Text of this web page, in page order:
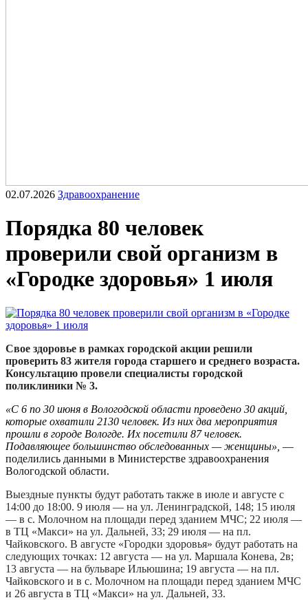
02.07.2026 Здравоохранение
Порядка 80 человек
проверили свой организм в
«Городке здоровья» 1 июля
Свое здоровье в рамках городской акции решили
проверить 83 жителя города старшего и среднего возраста.
Консультацию провели специалисты городской
поликлиники № 3.
«С 6 по 30 июня в Вологодской области проведено 30 акций,
которые охватили 2130 человек. Из них два мероприятия
прошли в городе Вологде. Их посетили 87 человек.
Подавляющее большинство обследованных — женщины», —
поделились данными в Министерстве здравоохранения
Вологодской области.
Выездные пункты будут работать также в июле и августе с
14:00 до 18:00. 9 июля — на ул. Ленинградской, 148; 15 июля
— в с. Молочном на площади перед зданием МЧС; 22 июля —
в ТЦ «Макси» на ул. Дальней, 33; 29 июля — на пл.
Чайковского. В августе «Городки здоровья» будут работать на
следующих точках: 12 августа — на ул. Маршала Конева, 2в;
13 августа — на бульваре Ильюшина; 19 августа — на пл.
Чайковского и в с. Молочном на площади перед зданием МЧС
и 26 августа в ТЦ «Макси» на ул. Дальней, 33.